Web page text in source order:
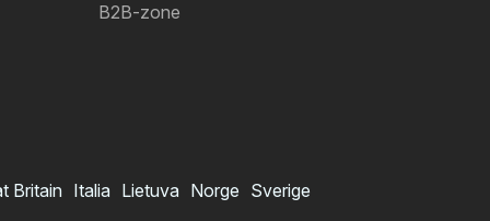
B2B-zone
Britain Italia Lietuva Norge Sverige